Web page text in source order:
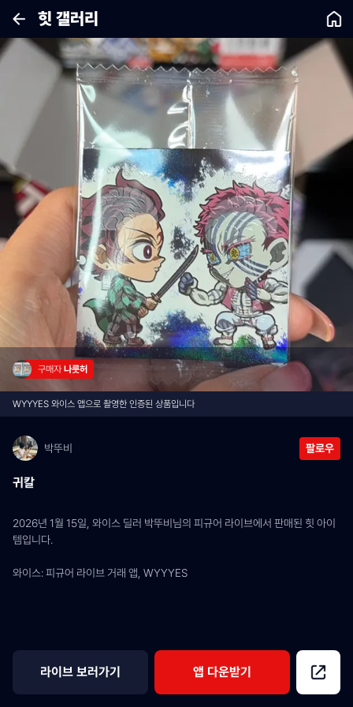
힛 갤러리
구매자 나룻허
WYYYES 와이스 앱으로 촬영한 인증된 상품입니다
박뚜비 팔로우
귀칼
2026년 1월 15일, 와이스 딜러 박뚜비님의 피규어 라이브에서 판매된 힛 아이
템입니다.
와이스: 피규어 라이브 거래 앱, WYYYES
라이브 보러가기 앱 다운받기